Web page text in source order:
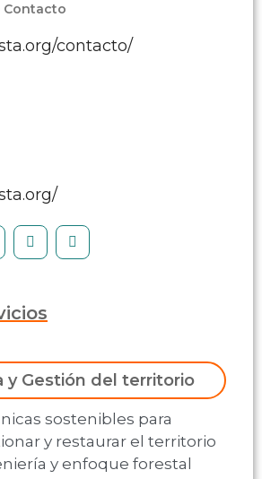
Contacto
contacto/
y Gestión del territorio
sostenibles para
y restaurar el territorio
y enfoque forestal